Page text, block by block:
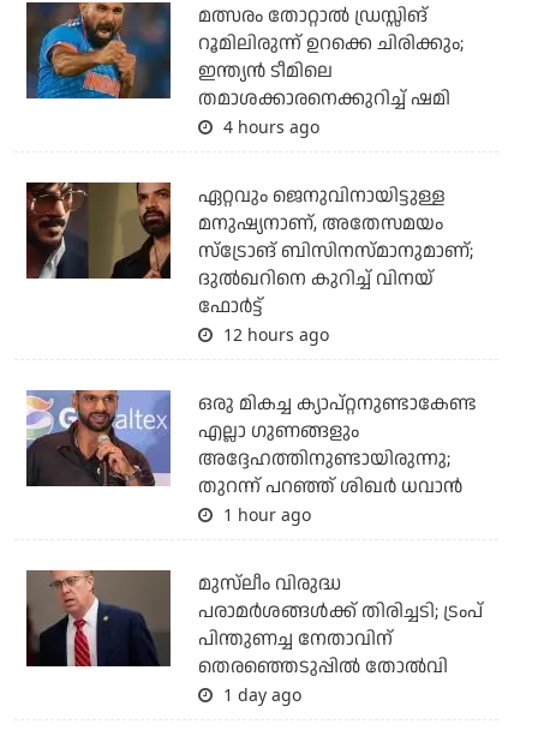
മത്സരം തോറ്റാല്‍ ഡ്രസ്സിങ്
റൂമിലിരുന്ന് ഉറക്കെ ചിരിക്കും;
ഇന്ത്യന്‍ ടീമിലെ
തമാശക്കാരനെക്കുറിച്ച് ഷമി
4 hours ago
ഏറ്റവും ജെനുവിനായിട്ടുള്ള
മനുഷ്യനാണ്, അതേസമയം
സ്‌ട്രോങ് ബിസിനസ്മാനുമാണ്;
ദുല്‍ഖറിനെ കുറിച്ച് വിനയ്
ഫോര്‍ട്ട്
12 hours ago
ഒരു മികച്ച ക്യാപ്റ്റനുണ്ടാകേണ്ട
എല്ലാ ഗുണങ്ങളും
അദ്ദേഹത്തിനുണ്ടായിരുന്നു;
തുറന്ന് പറഞ്ഞ് ശിഖര്‍ ധവാന്‍
1 hour ago
മുസ്‌ലീം വിരുദ്ധ
പരാമര്‍ശങ്ങള്‍ക്ക് തിരിച്ചടി; ട്രംപ്
പിന്തുണച്ച നേതാവിന്
തെരഞ്ഞെടുപ്പില്‍ തോല്‍വി
1 day ago